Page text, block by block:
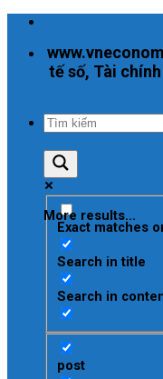
Skip
content
tế số, Tài
More results...
Exact matches
Search in title
Search in
post